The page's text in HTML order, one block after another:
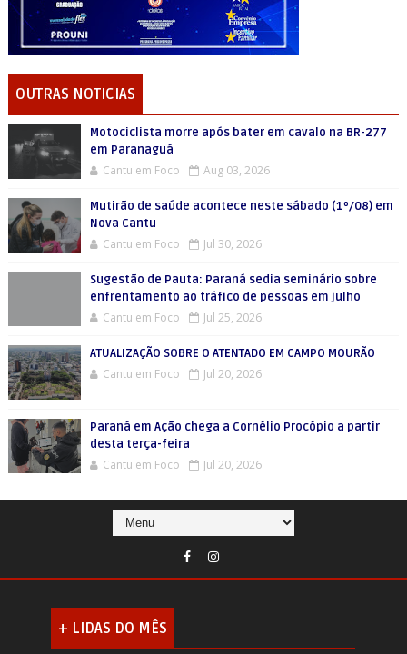
OUTRAS NOTICIAS
Motociclista morre após bater em cavalo na BR-277
em Paranaguá
Cantu em Foco Aug 03, 2026
Mutirão de saúde acontece neste sábado (1º/08) em
Nova Cantu
Cantu em Foco Jul 30, 2026
Sugestão de Pauta: Paraná sedia seminário sobre
enfrentamento ao tráfico de pessoas em julho
Cantu em Foco Jul 25, 2026
ATUALIZAÇÃO SOBRE O ATENTADO EM CAMPO MOURÃO
Cantu em Foco Jul 20, 2026
Paraná em Ação chega a Cornélio Procópio a partir
desta terça-feira
Cantu em Foco Jul 20, 2026
+ LIDAS DO MÊS